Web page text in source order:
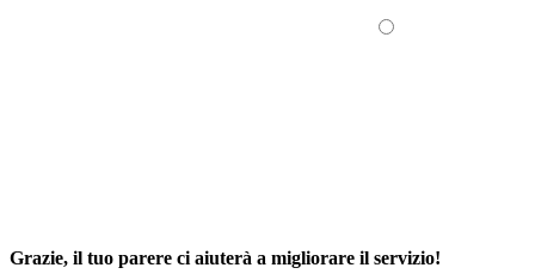
Grazie, il tuo parere ci aiuterà a migliorare il servizio!